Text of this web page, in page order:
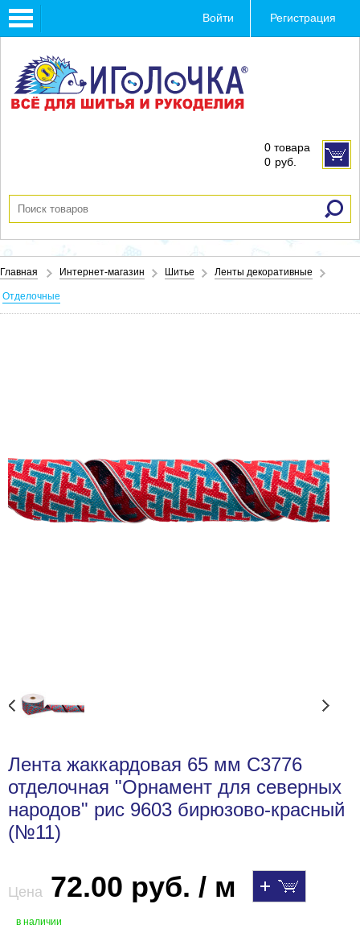
Toggle
navigation
Войти Регистрация
0 товара
0 руб.
Главная Интернет-магазин Шитье Ленты декоративные
Отделочные
Лента жаккардовая 65 мм С3776
отделочная "Орнамент для северных
народов" рис 9603 бирюзово-красный
(№11)
Цена 72.00 руб. / м
в наличии